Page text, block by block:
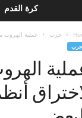
كرة القدم
حرب عملية الهروب
حرب